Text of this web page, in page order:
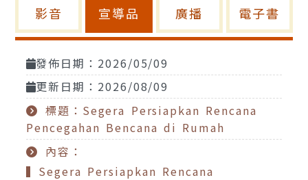
影音 宣導品 廣播 電子書
發佈日期：2026/05/09
更新日期：2026/08/09
標題：Segera Persiapkan Rencana
Pencegahan Bencana di Rumah
內容：
▍Segera Persiapkan Rencana